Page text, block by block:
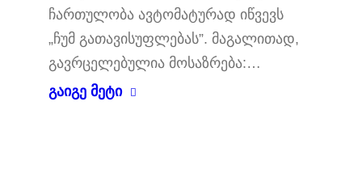
ჩართულობა ავტომატურად იწვევს
„ჩუმ გათავისუფლებას”. მაგალითად,
გავრცელებულია მოსაზრება:…
გაიგე მეტი